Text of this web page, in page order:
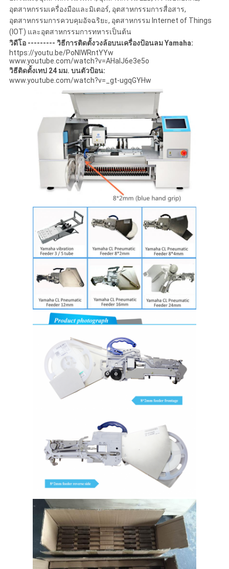
อุตสาหกรรมเครื่องมือและมิเตอร์, อุตสาหกรรมการสื่อสาร,
อุตสาหกรรมการควบคุมอัจฉริยะ, อุตสาหกรรม Internet of Things
(IOT) และอุตสาหกรรมการทหารเป็นต้น
วิดีโอ --------- วิธีการติดตั้งวงล้อบนเครื่องป้อนลม Yamaha:
https://youtu.be/PoNIWRntYYw
www.youtube.com/watch?v=AHalJ6e3e5o
วิธีติดตั้งเทป 24 มม. บนตัวป้อน:
www.youtube.com/watch?v=_gt-ugqGYHw